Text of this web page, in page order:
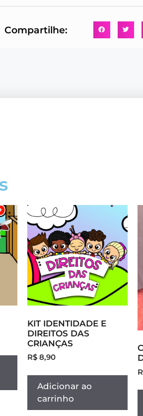
Compartilhe:
KIT IDENTIDADE E
DIREITOS DAS
CRIANÇAS
R$8,90
Adicionar ao
carrinho